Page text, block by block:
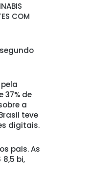
COM
37% de
a
teve
digitais.
pais. As
bi,